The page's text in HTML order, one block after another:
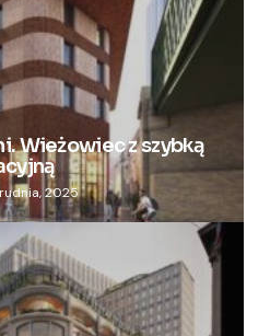
Wieżowiec z szybką
2025